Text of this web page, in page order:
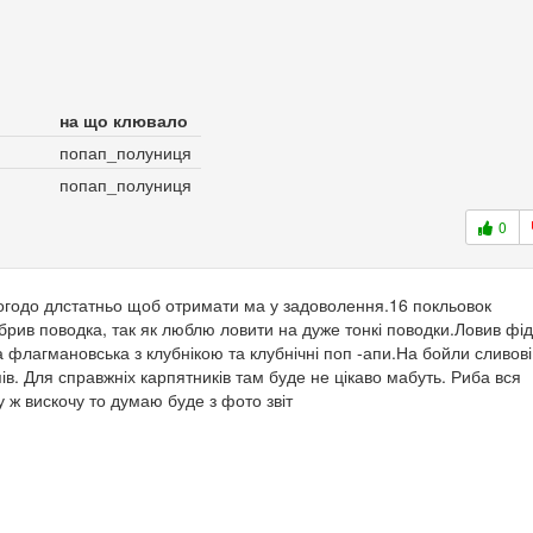
на що клювало
попап_полуниця
попап_полуниця
0
длстатньо щоб отримати ма у задоволення.16 покльовок
поводка, так як люблю ловити на дуже тонкі поводки.Ловив
з клубнікою та клубнічні поп -апи.На бойли
Для справжніх карпятників там буде не цікаво мабуть. Риба вся
ж вискочу то думаю буде з фото звіт